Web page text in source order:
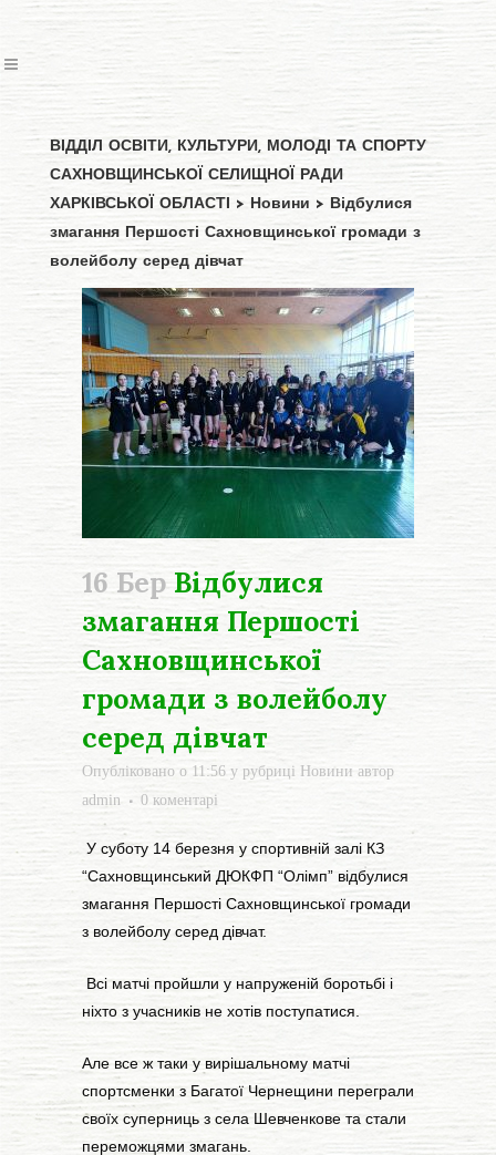
ВІДДІЛ ОСВІТИ, КУЛЬТУРИ, МОЛОДІ ТА СПОРТУ
САХНОВЩИНСЬКОЇ СЕЛИЩНОЇ РАДИ
ХАРКІВСЬКОЇ ОБЛАСТІ > Новини > Відбулися
змагання Першості Сахновщинської громади з
волейболу серед дівчат
16 Бер Відбулися
змагання Першості
Сахновщинської
громади з волейболу
серед дівчат
Опубліковано о 11:56 у рубриці Новини автор
admin
0 коментарі
У суботу 14 березня у спортивній залі КЗ
“Сахновщинський ДЮКФП “Олімп” відбулися
змагання Першості Сахновщинської громади
з волейболу серед дівчат.
Всі матчі пройшли у напруженій боротьбі і
ніхто з учасників не хотів поступатися.
Але все ж таки у вирішальному матчі
спортсменки з Багатої Чернещини переграли
своїх суперниць з села Шевченкове та стали
переможцями змагань.